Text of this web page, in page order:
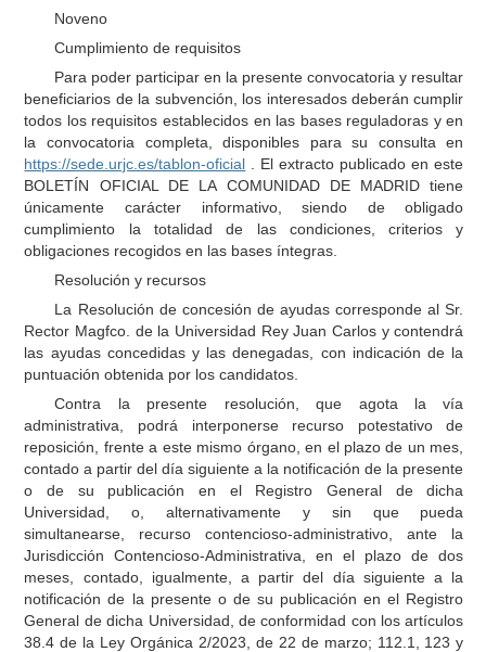
Noveno
Cumplimiento de requisitos
Para poder participar en la presente convocatoria y resultar
beneficiarios de la subvención, los interesados deberán cumplir
todos los requisitos establecidos en las bases reguladoras y en
la convocatoria completa, disponibles para su consulta en
https://sede.urjc.es/tablon-oficial . El extracto publicado en este
BOLETÍN OFICIAL DE LA COMUNIDAD DE MADRID tiene
únicamente carácter informativo, siendo de obligado
cumplimiento la totalidad de las condiciones, criterios y
obligaciones recogidos en las bases íntegras.
Resolución y recursos
La Resolución de concesión de ayudas corresponde al Sr.
Rector Magfco. de la Universidad Rey Juan Carlos y contendrá
las ayudas concedidas y las denegadas, con indicación de la
puntuación obtenida por los candidatos.
Contra la presente resolución, que agota la vía
administrativa, podrá interponerse recurso potestativo de
reposición, frente a este mismo órgano, en el plazo de un mes,
contado a partir del día siguiente a la notificación de la presente
o de su publicación en el Registro General de dicha
Universidad, o, alternativamente y sin que pueda
simultanearse, recurso contencioso-administrativo, ante la
Jurisdicción Contencioso-Administrativa, en el plazo de dos
meses, contado, igualmente, a partir del día siguiente a la
notificación de la presente o de su publicación en el Registro
General de dicha Universidad, de conformidad con los artículos
38.4 de la Ley Orgánica 2/2023, de 22 de marzo; 112.1, 123 y